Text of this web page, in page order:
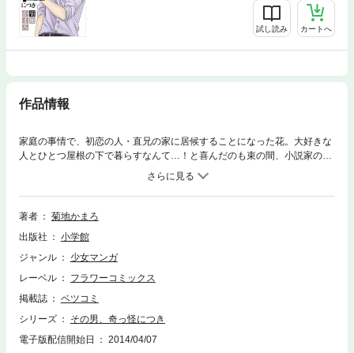
試し読み カートへ
作品情報
家庭の事情で、初恋の人・直兄の家に居候することになった花。大好きな
人とひとつ屋根の下で暮らすなんて…！と喜んだのも束の間、小説家の直
兄は締め切り前になると、超モサ男になってしまって…！？イケメン×モ
サ男にギャップ萌えなキュンキュン同居ラブコメ！
著者
菊地かまろ
出版社
小学館
ジャンル
少女マンガ
レーベル
フラワーコミックス
掲載誌
ベツコミ
シリーズ
その男、奇っ怪につき
電子版配信開始日
2014/04/07